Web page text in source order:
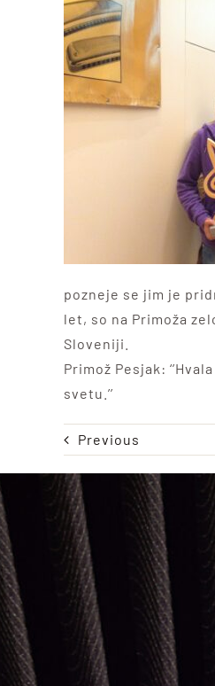
pozneje se jim je
let, so na Primoža
Sloveniji.
Primož Pesjak:
svetu.’’
Previous